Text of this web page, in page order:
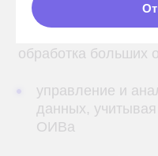
УДОБСТВО
быстрый доступ к
высокая скорость и